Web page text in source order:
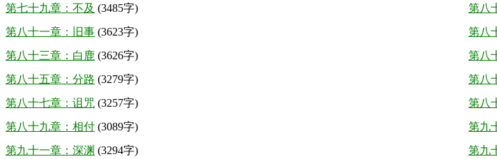
第七十九章：不及 (3485字) 第八
第八十一章：旧事 (3623字) 第八
第八十三章：白鹿 (3626字) 第八
第八十五章：分路 (3279字) 第八
第八十七章：诅咒 (3257字) 第八
第八十九章：相付 (3089字) 第九
第九十一章：深渊 (3294字) 第九